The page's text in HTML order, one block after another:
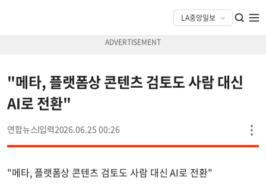
"메타, 플랫폼상 콘텐츠 검토도 사람 대신
AI로 전환"
연합뉴스 2026.06.25 00:26
"메타, 플랫폼상 콘텐츠 검토도 사람 대신 AI로 전환"